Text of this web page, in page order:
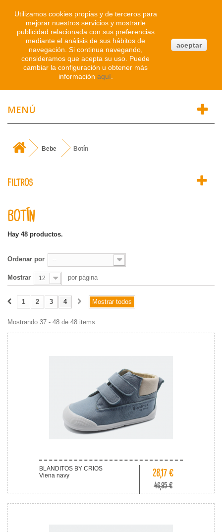
Atendemos WhatsApp
91 214 1542
MENÚ
Bebe Botín
FILTROS
BOTÍN
Hay 48 productos.
Ordenar por --
Mostrar 12 por página
Mostrar todos
1 2 3 4
Mostrando 37 - 48 de 48 items
BLANDITOS BY CRIOS
Viena navy
28,17 €
46,95 €
Utilizamos cookies propias y de terceros para
mejorar nuestros servicios y mostrarle
publicidad relacionada con sus preferencias
mediante el análisis de sus hábitos de
navegación. Si continua navegando,
consideramos que acepta su uso. Puede
cambiar la configuración u obtener más
información aquí.
aceptar